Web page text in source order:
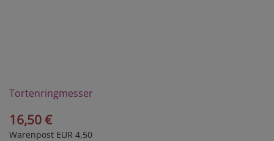
Tortenringmesser
16,50 €
Warenpost EUR 4,50